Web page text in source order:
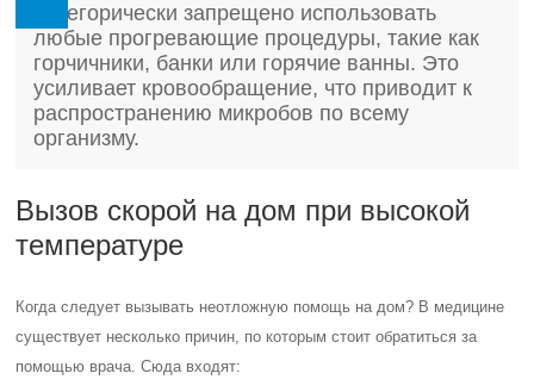
Категорически запрещено использовать
любые прогревающие процедуры, такие как
горчичники, банки или горячие ванны. Это
усиливает кровообращение, что приводит к
распространению микробов по всему
организму.
Вызов скорой на дом при высокой
температуре
Когда следует вызывать неотложную помощь на дом? В медицине
существует несколько причин, по которым стоит обратиться за
помощью врача. Сюда входят: